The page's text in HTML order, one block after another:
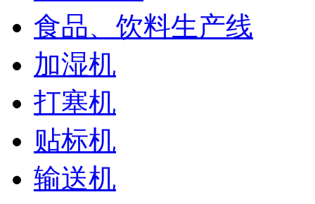
食品、饮料生产线
加湿机
打塞机
贴标机
输送机